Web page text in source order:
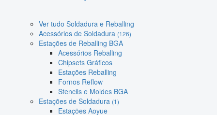
Ver tudo Soldadura e Reballing
Acessórios de Soldadura (126)
Estações de Reballing BGA
Acessórios Reballing
Chipsets Gráficos
Estações Reballing
Fornos Reflow
Stencils e Moldes BGA
Estações de Soldadura (1)
Estações Aoyue